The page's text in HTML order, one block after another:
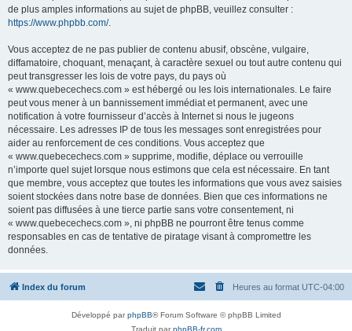
de plus amples informations au sujet de phpBB, veuillez consulter :
https://www.phpbb.com/.
Vous acceptez de ne pas publier de contenu abusif, obscène, vulgaire,
diffamatoire, choquant, menaçant, à caractère sexuel ou tout autre contenu qui
peut transgresser les lois de votre pays, du pays où
« www.quebecechecs.com » est hébergé ou les lois internationales. Le faire
peut vous mener à un bannissement immédiat et permanent, avec une
notification à votre fournisseur d’accès à Internet si nous le jugeons
nécessaire. Les adresses IP de tous les messages sont enregistrées pour
aider au renforcement de ces conditions. Vous acceptez que
« www.quebecechecs.com » supprime, modifie, déplace ou verrouille
n’importe quel sujet lorsque nous estimons que cela est nécessaire. En tant
que membre, vous acceptez que toutes les informations que vous avez saisies
soient stockées dans notre base de données. Bien que ces informations ne
soient pas diffusées à une tierce partie sans votre consentement, ni
« www.quebecechecs.com », ni phpBB ne pourront être tenus comme
responsables en cas de tentative de piratage visant à compromettre les
données.
Index du forum Heures au format UTC-04:00
Développé parphpBB® Forum Software © phpBB Limited
Traduit parphpBB-fr.com